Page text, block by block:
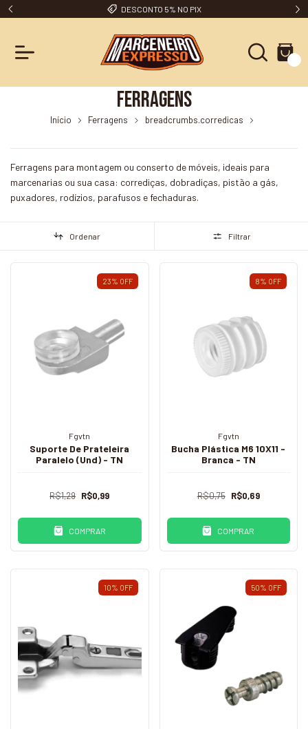
FRETE GRÁTIS A PARTIR DE R$ 250,00
Ferragens
Início Ferragens
breadcrumbs.corredicas
Ferragens para montagem ou conserto de móveis, ideais para
marcenarias ou sua casa: corrediças, dobradiças, pistão a gás,
puxadores, rodízios, parafusos e fechaduras.
Ordenar Filtrar
23% OFF
Fgvtn
Suporte De Prateleira
Paralelo (Und) - TN
R$1,29 R$0,99
COMPRAR
8% OFF
Fgvtn
Bucha Plástica M6 10X11 -
Branca - TN
R$0,75 R$0,69
COMPRAR
10% OFF 50% OFF